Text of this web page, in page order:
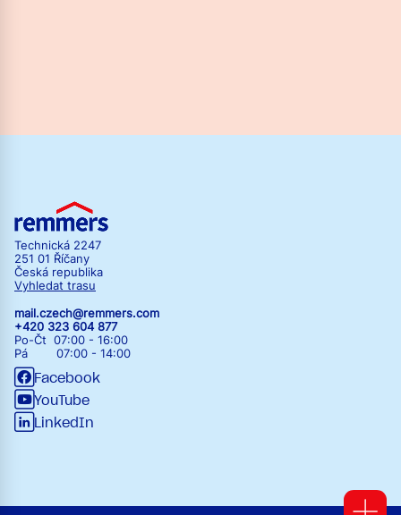
Technická 2247
251 01 Říčany
Česká republika
Vyhledat trasu
mail.czech@remmers.com
+420 323 604 877
Po-Čt 07:00 - 16:00
Pá 07:00 - 14:00
Facebook
YouTube
LinkedIn